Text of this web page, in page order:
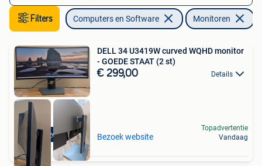
Filters Computers en Software Monitoren
TOPPRODUCT
DELL 34 U3419W curved WQHD monitor
- GOEDE STAAT (2 st)
€ 299,00 Details
Bezoek website
Topadvertentie
Vandaag